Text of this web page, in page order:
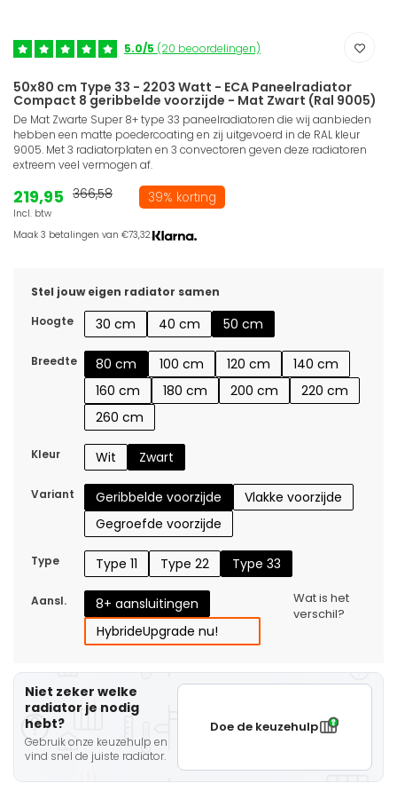
5.0/5 (20 beoordelingen)
50x80 cm Type 33 - 2203 Watt - ECA Paneelradiator
Compact 8 geribbelde voorzijde - Mat Zwart (Ral 9005)
De Mat Zwarte Super 8+ type 33 paneelradiatoren die wij aanbieden
hebben een matte poedercoating en zij uitgevoerd in de RAL kleur
9005. Met 3 radiatorplaten en 3 convectoren geven deze radiatoren
extreem veel vermogen af.
219,95
Incl. btw
366,58 39% korting
Maak 3 betalingen van €73,32.
Stel jouw eigen radiator samen
Hoogte
30 cm 40 cm 50 cm
Breedte 80 cm 100 cm 120 cm
140 cm
160 cm
180 cm 200 cm
220 cm
260 cm
Kleur Wit Zwart
Variant Geribbelde voorzijde
Vlakke voorzijde
Gegroefde voorzijde
Type Type 11 Type 22 Type 33
Aansl.
8+ aansluitingen
HybrideUpgrade nu!
Wat is het
verschil?
Niet zeker welke
radiator je nodig
hebt?
Gebruik onze keuzehulp en
vind snel de juiste radiator.
Doe de keuzehulp